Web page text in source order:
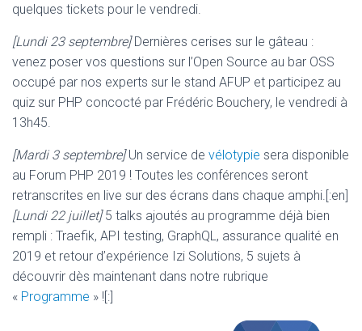
quelques tickets pour le vendredi.
[Lundi 23 septembre]Dernières cerises sur le gâteau :
venez poser vos questions sur l’Open Source au bar OSS
occupé par nos experts sur le stand AFUP et participez au
quiz sur PHP concocté par Frédéric Bouchery, le vendredi à
13h45.
[Mardi 3 septembre]Un service de vélotypie sera disponible
au Forum PHP 2019 ! Toutes les conférences seront
retranscrites en live sur des écrans dans chaque amphi.[:en]
[Lundi 22 juillet]5 talks ajoutés au programme déjà bien
rempli : Traefik, API testing, GraphQL, assurance qualité en
2019 et retour d’expérience Izi Solutions, 5 sujets à
découvrir dès maintenant dans notre rubrique
« Programme » ![:]